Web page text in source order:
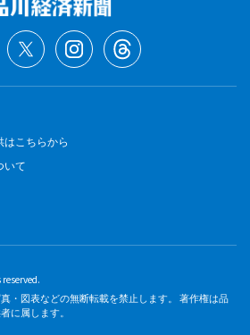
はこちらから
いて
・図表などの無断転載を禁止します。 著作権は品
に属します。